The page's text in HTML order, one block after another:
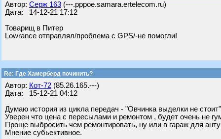
Автор: Серж 163 (---.pppoe.samara.ertelecom.ru)
Дата: 14-12-21 17:12
Товарищ в Питер
Lowrance отправлял/проблема с GPS/-не помогли!
Re: Где Хамерберд починить?
Автор: Кот-72 (85.26.165.---)
Дата: 15-12-21 04:12
Думаю история из цикла передач - "Овчинка выделки не
Уверен что цена с пересылами и ремонтом , будет очень не
Проще выбросить чем ремонтировать, ну или в гараж для
Мнение субьективное.